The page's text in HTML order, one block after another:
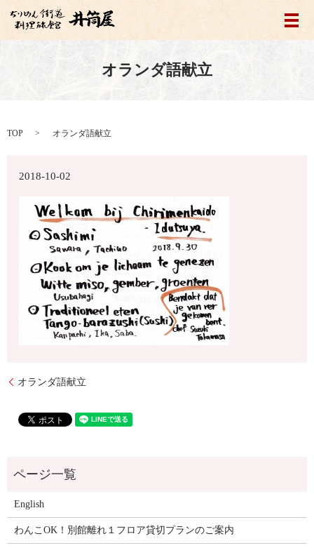
メ
オランダ語献立
TOP オランダ語献立
2018-10-02
オランダ語献立
English
わんこOK！別館離れ１フロア貸切プランのご案内